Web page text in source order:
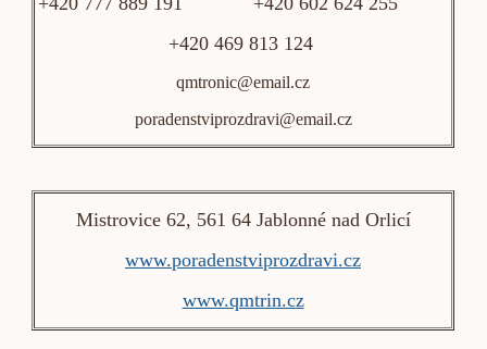
+420 469 813 124
qmtronic@email.cz
poradenstviprozdravi@email.cz
Mistrovice 62, 561 64 Jablonné nad Orlicí
www.poradenstviprozdravi.cz
www.qmtrin.cz